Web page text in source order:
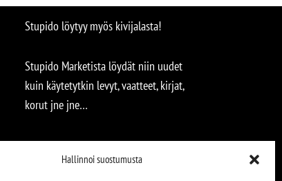
Hallinnoi suostumusta
Stupido löytyy myös kivijalasta!
Stupido Marketista löydät niin uudet
kuin käytetytkin levyt, vaatteet, kirjat,
korut jne jne…